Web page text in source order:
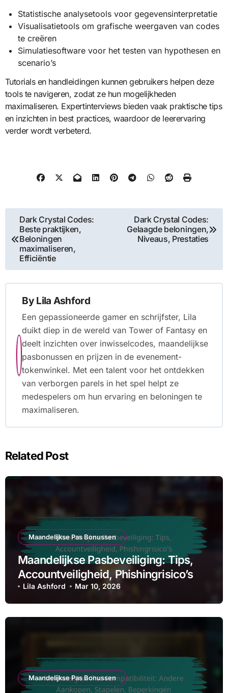
Statistische analysetools voor gegevensinterpretatie
Visualisatietools om grafische weergaven van codes
te creëren
Simulatiesoftware voor het testen van hypothesen en
scenario’s
Tutorials en handleidingen kunnen gebruikers helpen deze
tools te navigeren, zodat ze hun mogelijkheden
maximaliseren. Expertinterviews bieden vaak praktische tips
en inzichten in best practices, waardoor de leerervaring
verder wordt verbeterd.
Post
navigation
Dark Crystal Codes:
Beste praktijken,
Beloningen
maximaliseren,
Efficiëntie
Dark Crystal Codes:
Gelaagde beloningen,
Niveaus, Prestaties
By Lila Ashford
Een gepassioneerde gamer en schrijfster, Lila
duikt diep in de wereld van Tower of Fantasy en
deelt inzichten over inwisselcodes, maandelijkse
pasbonussen en prijzen in de evenement-
tokenwinkel. Met een talent voor het ontdekken
van verborgen parels in het spel helpt ze
medespelers om hun ervaring en beloningen te
maximaliseren.
Related Post
Maandelijkse Pas Bonussen
Maandelijkse Pasbeveiliging: Tips,
Accountveiligheid, Phishingrisico’s
Lila Ashford Mar 10, 2026
Maandelijkse Pas Bonussen